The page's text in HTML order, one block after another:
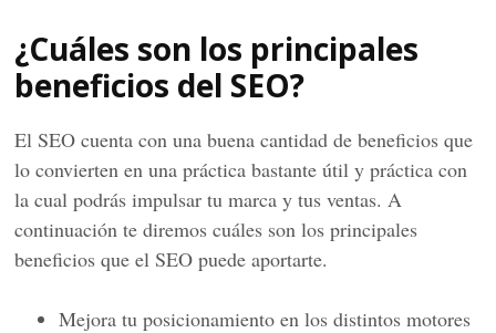
¿Cuáles son los principales
beneficios del SEO?
El SEO cuenta con una buena cantidad de beneficios que
lo convierten en una práctica bastante útil y práctica con
la cual podrás impulsar tu marca y tus ventas. A
continuación te diremos cuáles son los principales
beneficios que el SEO puede aportarte.
Mejora tu posicionamiento en los distintos motores